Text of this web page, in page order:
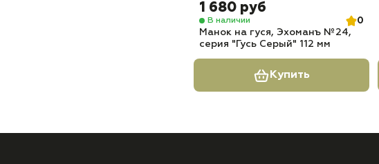
1 680 руб
В наличии
0
Манок на гуся, Эхоманъ №24,
серия "Гусь Серый" 112 мм
Купить